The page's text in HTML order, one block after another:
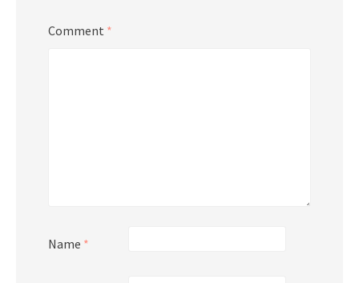
Comment *
Name *